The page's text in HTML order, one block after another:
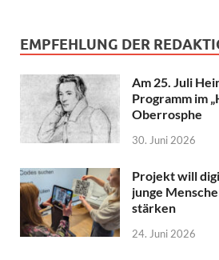
EMPFEHLUNG DER
Am 25. Juli
Programm im
Oberrosphe
30. Juni 2026
Projekt will
junge
stärken
24. Juni 2026